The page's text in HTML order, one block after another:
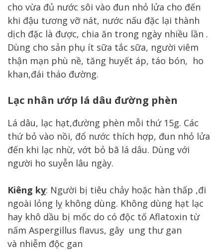
cho vừa đủ nước sôi vào đun nhỏ lửa cho đến
khi đậu tương vỡ nát, nước nấu đặc lại thành
dịch đặc là được, chia ăn trong ngày nhiều lần .
Dùng cho sản phụ ít sữa tắc sữa, người viêm
thận mạn phù nề, tăng huyết áp, táo bón, ho
khan,đái tháo đường.
Lạc nhân ướp lá dâu đường phèn
Lá dâu, lạc hạt,đường phèn mỗi thứ 15g. Các
thứ bỏ vào nồi, đổ nước thích hợp, đun nhỏ lửa
đến khi lạc nhừ, vớt bỏ bã lá dâu. Dùng với
người ho suyễn lâu ngày.
Kiêng kỵ: Người bị tiêu chảy hoặc hàn thấp ,đi
ngoài lỏng lỵ không dùng. Không dùng hạt lạc
hay khô dầu bị mốc do có độc tố Aflatoxin từ
nấm Aspergillus flavus, gây ung thư gan
và nhiễm độc gan